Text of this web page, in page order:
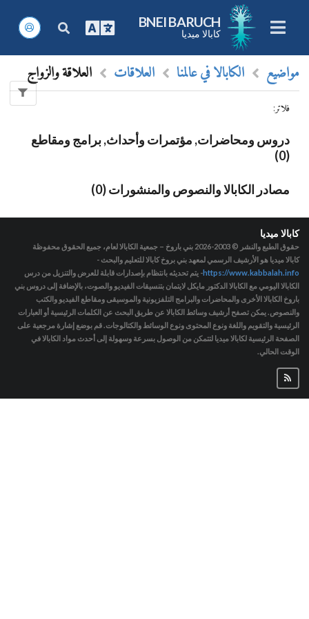
BNEI BARUCH
كابالا ميديا
مواضيع الكابالا في عالمنا العلاقات العلاقة والزواج
فلاتر :
دروس ومحاضرات, مؤتمرات وأحداث, برامج ومقاطع
(0)
مصادر الكابالا والنصوص والمنشورات (0)
كابالا ميديا
حقوق الطبع والنشر © 2003-2026
بني باروخ – جمعية الكابالا لعام، جميع الحقوق محفوظة
كابالا ميديا هو الأرشيف الرسمي لمعهد بني بروخ كابالا للتعليم والبحث -
https://www.kabbalah.info- يتم تحديثه بانتظام بإصدارات قابلة للعرض والتنزيل من درس
الكابالا اليومي مع الكابالا الدكتور مايكل لايتمان بتنسيقات الفيديو والصوت، بالإضافة إلى دروس بني
باروخ الكابالا الأخرى والمحاضرات والبرامج التلفزيونية والموسيقى ومقاطع الفيديو والكتب
والنصوص. يمكن تصفح أرشيف وسائط الكابالا عن طريق البحث عن الكلمات الرئيسية أو العبارات
الرئيسية والتقويم واللغة ونوع المحتوى ونوع الوسائط والكتالوجات. قم بوضع إشارة مرجعية على
الصفحة الرئيسية لكابالا ميديا لتتمكن من الوصول بسرعة وسهولة إلى أحدث مواد الكابالا في
الوقت الحالي.